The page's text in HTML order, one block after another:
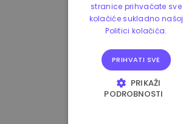
stranice prihvaćate sve
kolačiće sukladno našoj
Politici kolačića.
PRIHVATI SVE
PRIKAŽI
PODROBNOSTI